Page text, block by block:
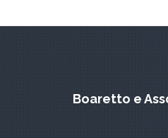
Boaretto e